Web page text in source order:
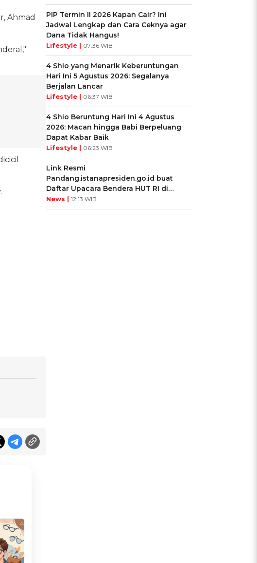
Ahmad
PIP Termin II 2026 Kapan Cair? Ini
Jadwal Lengkap dan Cara Ceknya agar
Dana Tidak Hangus!
Lifestyle | 07:36 WIB
4 Shio yang Menarik Keberuntungan
Hari Ini 5 Agustus 2026: Segalanya
Berjalan Lancar
Lifestyle | 06:37 WIB
4 Shio Beruntung Hari Ini 4 Agustus
2026: Macan hingga Babi Berpeluang
Dapat Kabar Baik
Lifestyle | 06:23 WIB
Link Resmi
Pandang.istanapresiden.go.id buat
Daftar Upacara Bendera HUT RI di
Istana Negara
News | 12:13 WIB